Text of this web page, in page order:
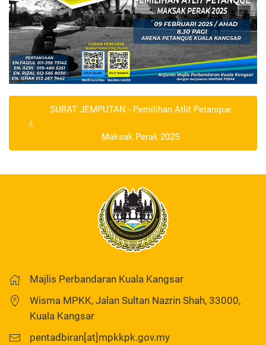
SURAT JEMPUTAN - Pemilihan Atlit Petanque
Maksak Perak 2025
Majlis Perbandaran Kuala Kangsar
Wisma MPKK, Jalan Sultan Nazrin Shah, 33000,
Kuala Kangsar
pentadbiran[at]mpkkpk.gov.my